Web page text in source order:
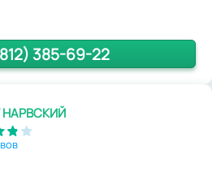
385-69-22